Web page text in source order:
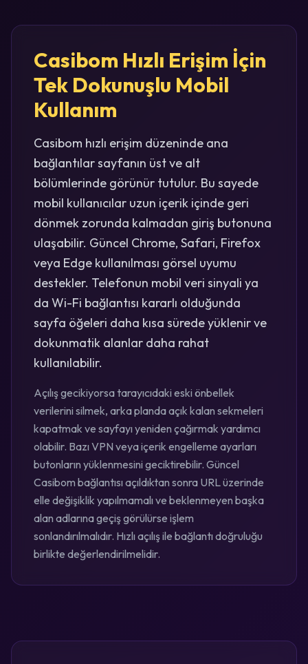
Casibom Hızlı Erişim İçin
Tek Dokunuşlu Mobil
Kullanım
Casibom hızlı erişim düzeninde ana
bağlantılar sayfanın üst ve alt
bölümlerinde görünür tutulur. Bu sayede
mobil kullanıcılar uzun içerik içinde geri
dönmek zorunda kalmadan giriş butonuna
ulaşabilir. Güncel Chrome, Safari, Firefox
veya Edge kullanılması görsel uyumu
destekler. Telefonun mobil veri sinyali ya
da Wi-Fi bağlantısı kararlı olduğunda
sayfa öğeleri daha kısa sürede yüklenir ve
dokunmatik alanlar daha rahat
kullanılabilir.
Açılış gecikiyorsa tarayıcıdaki eski önbellek
verilerini silmek, arka planda açık kalan sekmeleri
kapatmak ve sayfayı yeniden çağırmak yardımcı
olabilir. Bazı VPN veya içerik engelleme ayarları
butonların yüklenmesini geciktirebilir. Güncel
Casibom bağlantısı açıldıktan sonra URL üzerinde
elle değişiklik yapılmamalı ve beklenmeyen başka
alan adlarına geçiş görülürse işlem
sonlandırılmalıdır. Hızlı açılış ile bağlantı doğruluğu
birlikte değerlendirilmelidir.